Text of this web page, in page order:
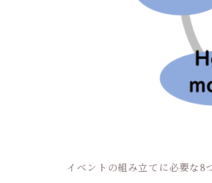
イベントの組み立てに必要な8